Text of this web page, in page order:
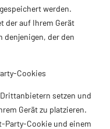
werden.
der auf Ihrem Gerät
denjenigen, der den
Cookies
setzen und
Gerät zu platzieren.
Party-Cookie und einem